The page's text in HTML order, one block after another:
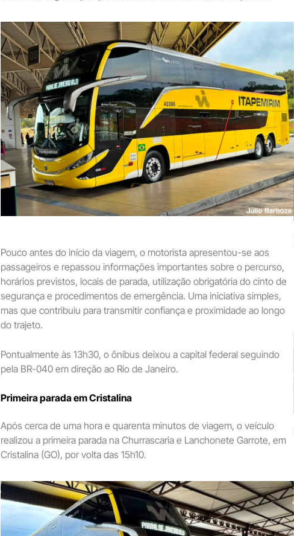
Pouco antes do início da viagem, o motorista apresentou-se aos
passageiros e repassou informações importantes sobre o percurso,
horários previstos, locais de parada, utilização obrigatória do cinto de
segurança e procedimentos de emergência. Uma iniciativa simples,
mas que contribuiu para transmitir confiança e proximidade ao longo
do trajeto.
Pontualmente às 13h30, o ônibus deixou a capital federal seguindo
pela BR-040 em direção ao Rio de Janeiro.
Primeira parada em Cristalina
Após cerca de uma hora e quarenta minutos de viagem, o veículo
realizou a primeira parada na Churrascaria e Lanchonete Garrote, em
Cristalina (GO), por volta das 15h10.